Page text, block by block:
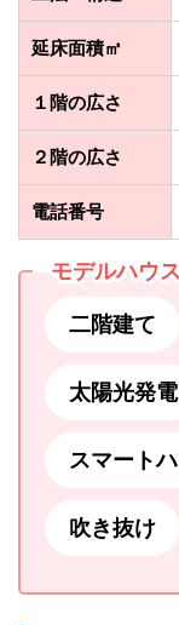
延床面積㎡
１階の広さ
２階の広さ
電話番号
モデルハウ
二階建て
太陽光発電
スマート
吹き抜け